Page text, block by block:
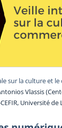
sur la culture et le
Vlassis
Université